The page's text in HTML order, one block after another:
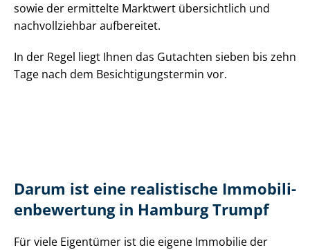
sowie der ermittelte Marktwert übersichtlich und
nachvollziehbar aufbereitet.
In der Regel liegt Ihnen das Gutachten sieben bis zehn
Tage nach dem Be­sich­ti­gungs­ter­min vor.
Darum ist eine realistische Im­mo­bi­li­
en­be­wer­tung in Hamburg Trumpf
Für viele Eigentümer ist die eigene Immobilie der